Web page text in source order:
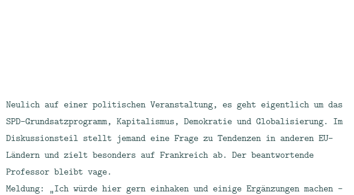
Neulich auf einer politischen Veranstaltung, es geht eigentlich um das
SPD-Grundsatzprogramm, Kapitalismus, Demokratie und Globalisierung. Im
Diskussionsteil stellt jemand eine Frage zu Tendenzen in anderen EU-
Ländern und zielt besonders auf Frankreich ab. Der beantwortende
Professor bleibt vage.
Meldung: „Ich würde hier gern einhaken und einige Ergänzungen machen –